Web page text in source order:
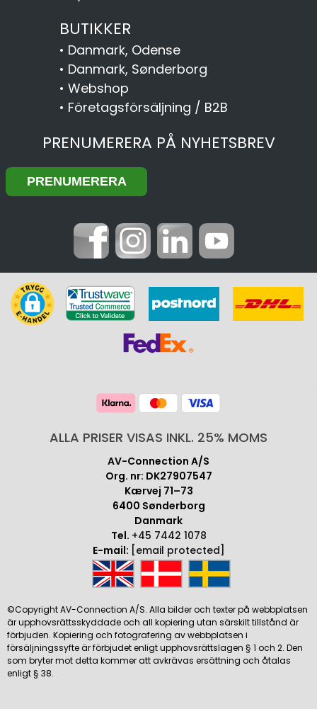
BUTIKKER
• Danmark, Odense
• Danmark, Sønderborg
• Webshop
• Företagsförsäljning / B2B
PRENUMERERA PÅ NYHETSBREV
ALLA PRISER VISAS INKL. 25% MOMS
AV-Connection A/S
Org. nr: DK27907547
Kærvej 71–73
6400 Sønderborg
Danmark
Tel. +45 7442 1078
E-mail: [email protected]
©Copyright AV-Connection A/S. Alla bilder och texter på webbplatsen
är upphovsrättsskyddade och all kopiering utan särskilt tillstånd är
förbjuden. Kopiering och fotografering av webbplatsen i
försäljningssyfte är förbjudet enligt upphovsrättslagen § 1 och 2. Den
som bryter mot detta kommer att avkrävas ersättning och åtalas
enligt § 38.